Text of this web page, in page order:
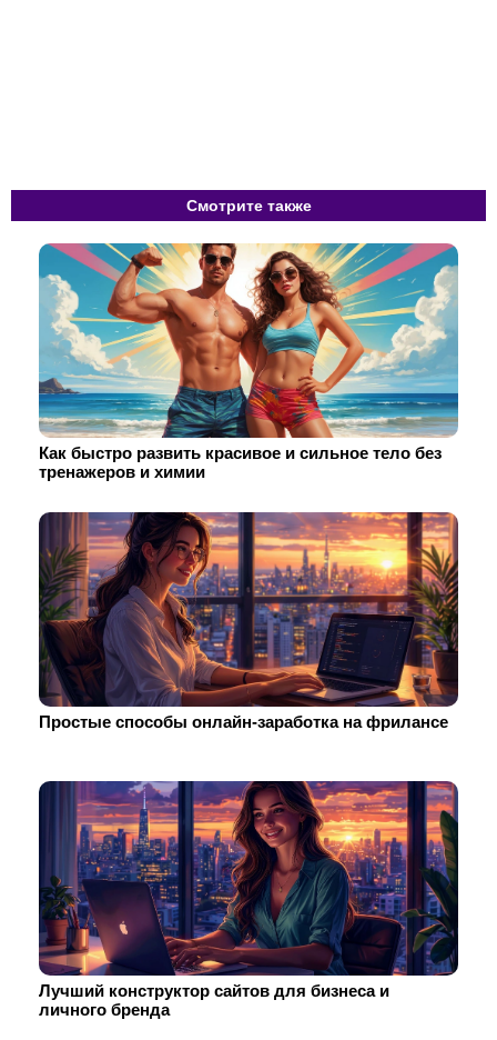
Смотрите также
Как быстро развить красивое и сильное тело без
тренажеров и химии
Простые способы онлайн-заработка на фрилансе
Лучший конструктор сайтов для бизнеса и
личного бренда